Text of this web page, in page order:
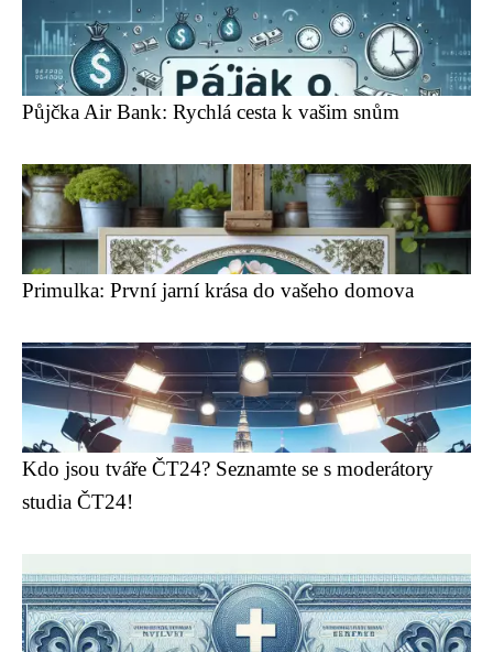
Půjčka Air Bank: Rychlá cesta k vašim snům
Primulka: První jarní krása do vašeho domova
Kdo jsou tváře ČT24? Seznamte se s moderátory
studia ČT24!